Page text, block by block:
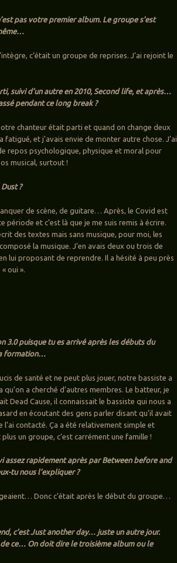
pas votre premier album. Le groupe s’est
c’était un groupe de reprises. J’ai rejoint le
suivi d’un autre en 2010, Second life, et après…
pendant ce long break ?
chanteur était parti et quand on change deux
et j’avais envie de monter autre chose. J’ai
repos psychologique, physique et moral pour
musical, surtout !
?
de scène, de guitare… Après, le Covid est
et c’est là que je me suis remis à écrire.
des textes mais sans musique, pour moi, les
la musique. J’en avais deux ou trois de
lui proposant de reprendre. Il a hésité à peu près
oui ».
3.0 puisque tu es arrivé après les débuts du
formation…
de santé et ne peut plus jouer, notre bassiste a
a cherché d’autres membres. Le batteur, je
Dead Cause, il connaissait le bassiste qui nous a
en écoutant des gens parler disant qu’il avait
contacté. Ça a été relativement simple et
un groupe, c’est carrément une famille !
assez rapidement après par Between before and
tu nous l’expliquer ?
Donc c’était après le début du groupe…
c’est Just another day… juste un autre jour.
ce… On doit dire le troisième album ou le